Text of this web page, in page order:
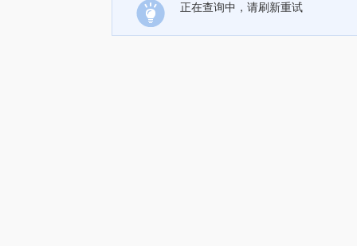
正在查询中，请刷新重试